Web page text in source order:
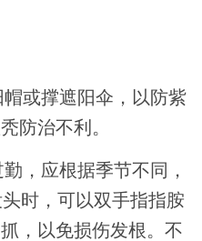
或撑遮阳伞，以防紫
防治不利。
，应根据季节不同，
时，可以双手指指胺
，以免损伤发根。不